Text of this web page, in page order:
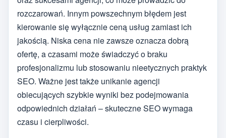
rozczarowań. Innym powszechnym błędem jest
kierowanie się wyłącznie ceną usług zamiast ich
jakością. Niska cena nie zawsze oznacza dobrą
ofertę, a czasami może świadczyć o braku
profesjonalizmu lub stosowaniu nieetycznych praktyk
SEO. Ważne jest także unikanie agencji
obiecujących szybkie wyniki bez podejmowania
odpowiednich działań – skuteczne SEO wymaga
czasu i cierpliwości.